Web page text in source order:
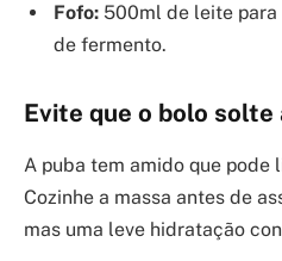
Fofo: 500ml de leite para
de fermento.
Evite que o bolo solte
A puba tem amido que pode
Cozinhe a massa antes de
mas uma leve hidratação